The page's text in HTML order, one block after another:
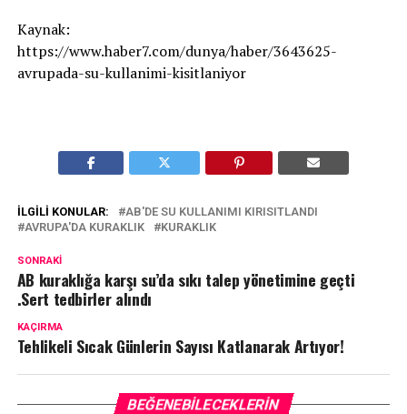
Kaynak:
https://www.haber7.com/dunya/haber/3643625-
avrupada-su-kullanimi-kisitlaniyor
İLGILI KONULAR:
AB'DE SU KULLANIMI KIRISITLANDI
AVRUPA'DA KURAKLIK
KURAKLIK
SONRAKI
AB kuraklığa karşı su’da sıkı talep yönetimine geçti
.Sert tedbirler alındı
KAÇIRMA
Tehlikeli Sıcak Günlerin Sayısı Katlanarak Artıyor!
BEĞENEBILECEKLERIN